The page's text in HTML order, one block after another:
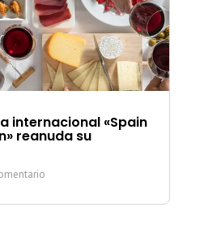
internacional «Spain
reanuda su